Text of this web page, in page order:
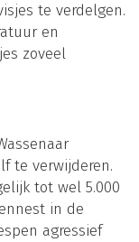
te verdelgen.
en
zoveel
te verwijderen.
tot wel 5.000
in de
agressief